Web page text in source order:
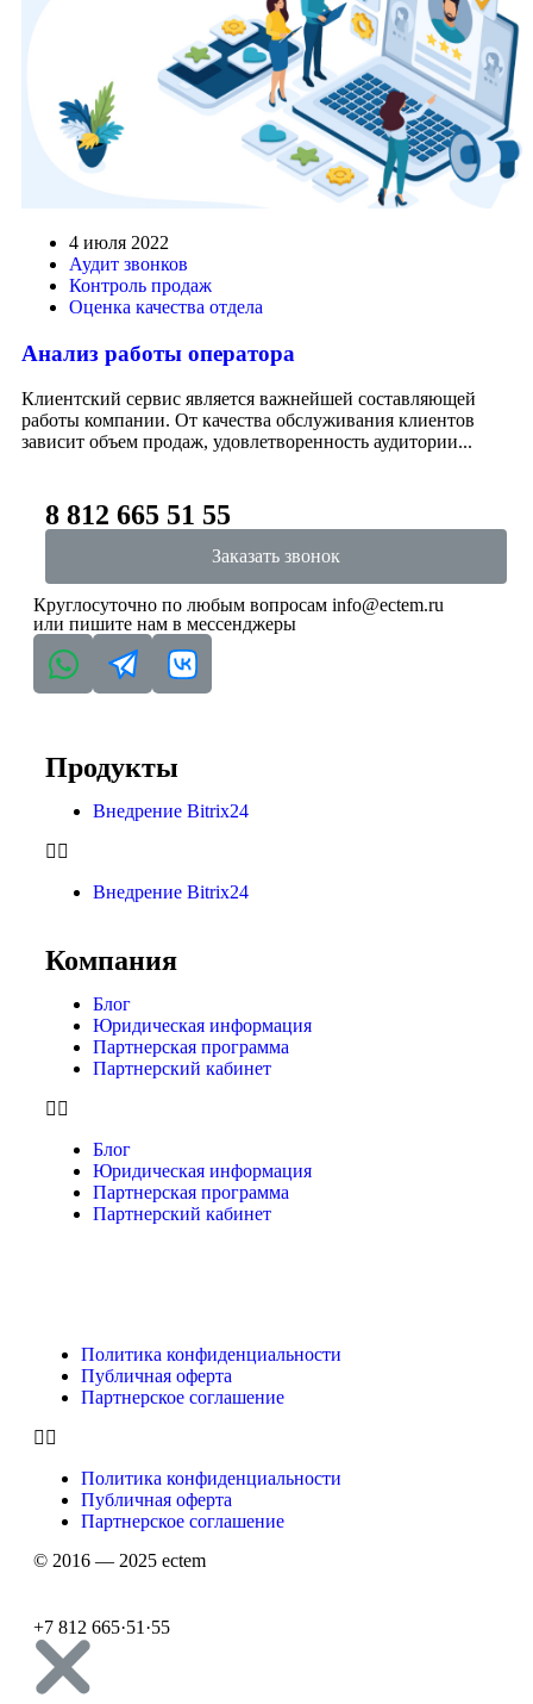
4 июля 2022
Аудит звонков
Контроль продаж
Оценка качества отдела
Анализ работы оператора
Клиентский сервис является важнейшей составляющей
работы компании. От качества обслуживания клиентов
зависит объем продаж, удовлетворенность аудитории...
8 812 665 51 55
Заказать звонок
Круглосуточно по любым вопросам info@ectem.ru
или пишите нам в мессенджеры
Продукты
Внедрение Bitrix24
Внедрение Bitrix24
Компания
Блог
Юридическая информация
Партнерская программа
Партнерский кабинет
Блог
Юридическая информация
Партнерская программа
Партнерский кабинет
Политика конфиденциальности
Публичная оферта
Партнерское соглашение
Политика конфиденциальности
Публичная оферта
Партнерское соглашение
© 2016 — 2025 ectem
+7 812 665·51 ·55